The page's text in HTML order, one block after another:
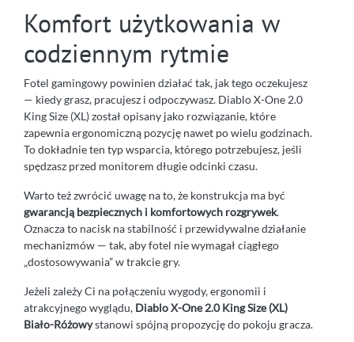
Komfort użytkowania w
codziennym rytmie
Fotel gamingowy powinien działać tak, jak tego oczekujesz
— kiedy grasz, pracujesz i odpoczywasz. Diablo X-One 2.0
King Size (XL) został opisany jako rozwiązanie, które
zapewnia ergonomiczną pozycję nawet po wielu godzinach.
To dokładnie ten typ wsparcia, którego potrzebujesz, jeśli
spędzasz przed monitorem długie odcinki czasu.
Warto też zwrócić uwagę na to, że konstrukcja ma być
gwarancją bezpiecznych i komfortowych rozgrywek.
Oznacza to nacisk na stabilność i przewidywalne działanie
mechanizmów — tak, aby fotel nie wymagał ciągłego
„dostosowywania” w trakcie gry.
Jeżeli zależy Ci na połączeniu wygody, ergonomii i
atrakcyjnego wyglądu, Diablo X-One 2.0 King Size (XL)
Biało-Różowystanowi spójną propozycję do pokoju gracza.